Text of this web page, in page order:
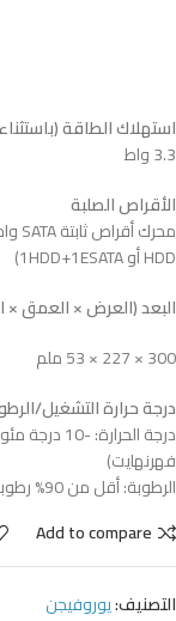
استهلاك الطاقة
3.3 واط
الأقراص الصلبة
HDD أو 1HDD+1ESATA)
البعد (العرض × العمق ×
300 × 227 × 53 ملم
درجة حرارة التشغيل/
فهرنهايت)
الرطوبة: أقل من 90% رطوبة نسبية
Add to compare
التصنيف:يوروفيجن